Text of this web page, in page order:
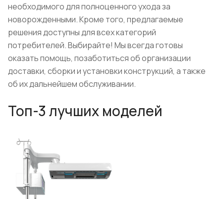
необходимого для полноценного ухода за
новорожденными. Кроме того, предлагаемые
решения доступны для всех категорий
потребителей. Выбирайте! Мы всегда готовы
оказать помощь, позаботиться об организации
доставки, сборки и установки конструкций, а также
об их дальнейшем обслуживании.
Топ-3 лучших моделей